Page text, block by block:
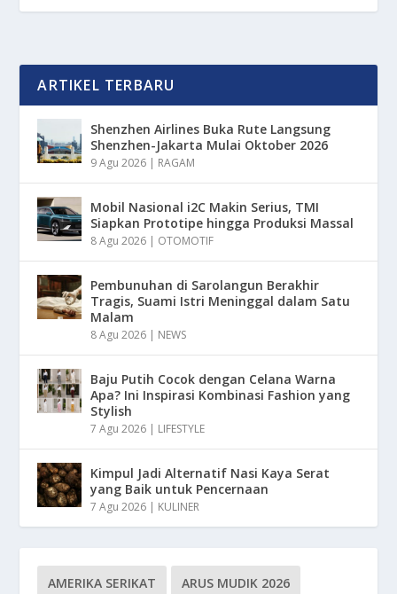
ARTIKEL TERBARU
Shenzhen Airlines Buka Rute Langsung
Shenzhen-Jakarta Mulai Oktober 2026
9 Agu 2026 | RAGAM
Mobil Nasional i2C Makin Serius, TMI
Siapkan Prototipe hingga Produksi Massal
8 Agu 2026 | OTOMOTIF
Pembunuhan di Sarolangun Berakhir
Tragis, Suami Istri Meninggal dalam Satu
Malam
8 Agu 2026 | NEWS
Baju Putih Cocok dengan Celana Warna
Apa? Ini Inspirasi Kombinasi Fashion yang
Stylish
7 Agu 2026 | LIFESTYLE
Kimpul Jadi Alternatif Nasi Kaya Serat
yang Baik untuk Pencernaan
7 Agu 2026 | KULINER
AMERIKA SERIKAT ARUS MUDIK 2026